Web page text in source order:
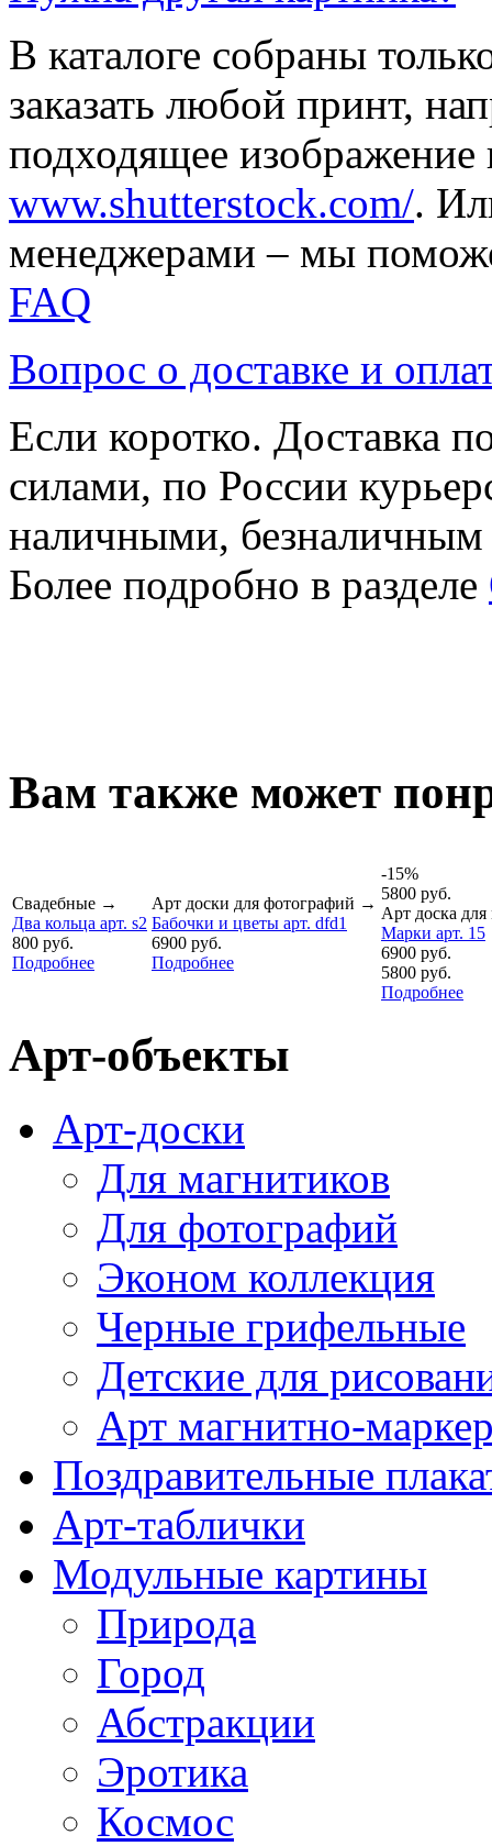
В каталоге собраны
заказать любой принт,
подходящее изображение
www.shutterstock.com/.
менеджерами – мы
FAQ
Вопрос о доставке и
Если коротко. Доставка
силами, по России
наличными,
Более подробно в разделе
Вам также может
Свадебные →
Два кольца арт. s2
800 руб.
Подробнее
Арт доски для фотографий →
Бабочки и цветы арт. dfd1
6900 руб.
Подробнее
-15%
5800 руб.
Арт доска
Марки арт. 15
6900 руб.
5800 руб.
Подробнее
Арт-объекты
Арт-доски
Для магнитиков
Для фотографий
Эконом коллекция
Черные грифельные
Детские для
Арт магнитно-
Поздравительные
Арт-таблички
Модульные картины
Природа
Город
Абстракции
Эротика
Космос